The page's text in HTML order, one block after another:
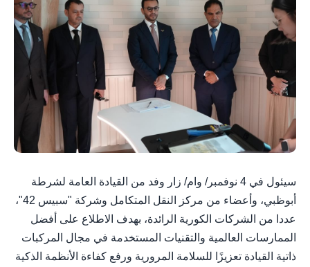
سيئول في 4 نوفمبر/ وام/ زار وفد من القيادة العامة لشرطة
أبوظبي، وأعضاء من مركز النقل المتكامل وشركة "سبيس 42"،
عددا من الشركات الكورية الرائدة، بهدف الاطلاع على أفضل
الممارسات العالمية والتقنيات المستخدمة في مجال المركبات
ذاتية القيادة تعزيزًا للسلامة المرورية ورفع كفاءة الأنظمة الذكية